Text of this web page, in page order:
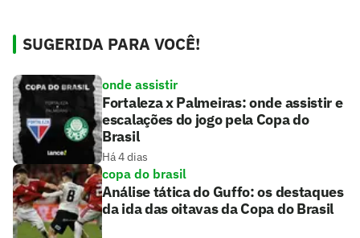
SUGERIDA PARA VOCÊ!
onde assistir
Fortaleza x Palmeiras: onde assistir e
escalações do jogo pela Copa do
Brasil
Há 4 dias
copa do brasil
Análise tática do Guffo: os destaques
da ida das oitavas da Copa do Brasil